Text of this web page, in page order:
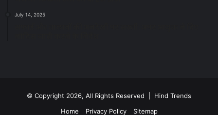
July 14, 2025
© Copyright 2026, All Rights Reserved | Hind Trends
Home
Privacy Policy Sitemap